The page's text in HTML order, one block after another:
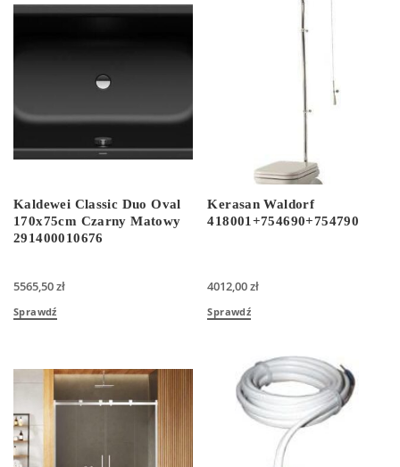
Kaldewei Classic Duo Oval
170x75cm Czarny Matowy
291400010676
5565,50zł
Sprawdź
Kerasan Waldorf
418001+754690+754790
4012,00zł
Sprawdź